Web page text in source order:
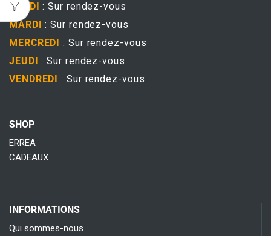
LUNDI : Sur rendez-vous
MARDI: Sur rendez-vous
MERCREDI : Sur rendez-vous
JEUDI : Sur rendez-vous
VENDREDI : Sur rendez-vous
SHOP
ERREA
CADEAUX
INFORMATIONS
Qui sommes-nous